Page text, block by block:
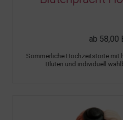
ab 58,00
Sommerliche Hochzeitstorte mit
Blüten und individuell